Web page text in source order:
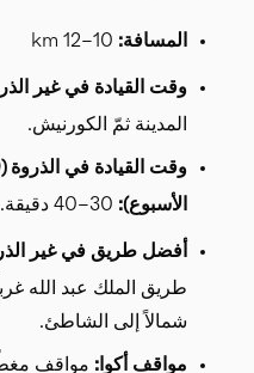
المسافة:
وقت القيادة في غير
المدينة ثمّ الكورنيش.
الأسبوع):
أفضل طريق في غير
طريق الملك عبد الله
شمالاً إلى الشاطئ.
مواقف أكوا: مواقف